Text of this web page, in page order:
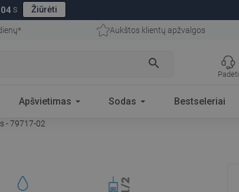
03 S Žiūrėti
Aukštos klientų apžvalgos
search
Padėti
Apšvietimas Sodas Bestseleriai
- 79717-02